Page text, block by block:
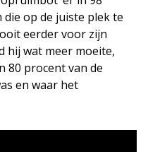
op de juiste plek te
eerder voor zijn
hij wat meer moeite,
80 procent van de
en waar het